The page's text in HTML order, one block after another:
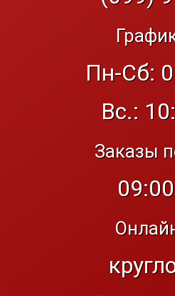
Пн-Сб:
Вс.:
Заказы